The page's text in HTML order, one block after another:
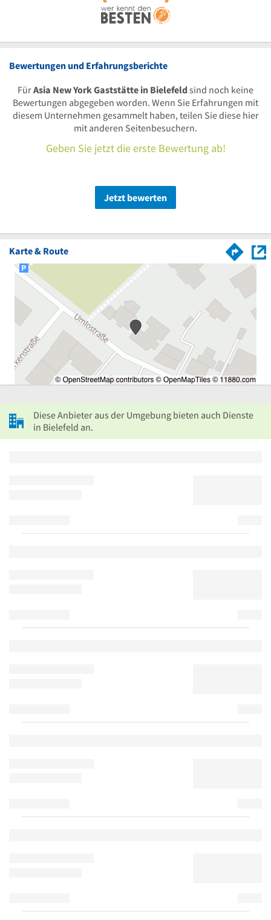
Bewertungen und Erfahrungsberichte
FürAsia New York Gaststätte in Bielefeld sind noch keine
Bewertungen abgegeben worden. Wenn Sie Erfahrungen mit
diesem Unternehmen gesammelt haben, teilen Sie diese hier
mit anderen Seitenbesuchern.
Geben Sie jetzt die erste Bewertung ab!
Jetzt bewerten
Karte & Route
Diese Anbieter aus der Umgebung bieten auch Dienste
in Bielefeld an.